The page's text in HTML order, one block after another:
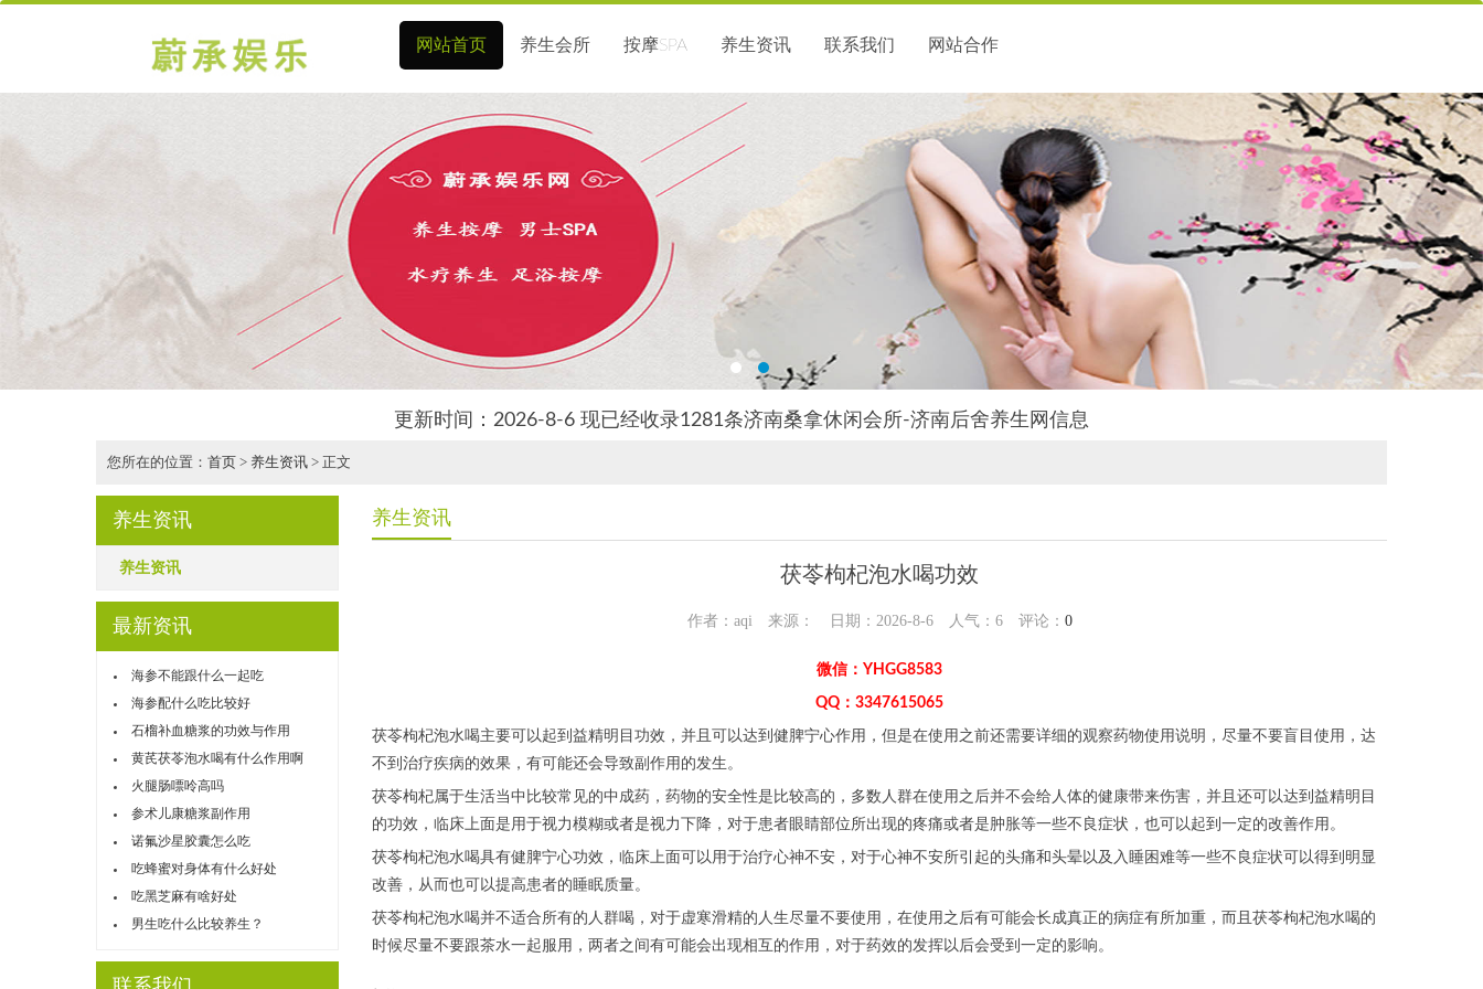
网站首页 养生会所 按摩SPA 养生资讯 联系我们 网站合作
更新时间：2026-8-6 现已经收录1281条济南桑拿休闲会所-济南后舍养生网信息
您所在的位置： 首页 > 养生资讯 > 正文
养生资讯
养生资讯
最新资讯
海参不能跟什么一起吃
海参配什么吃比较好
石榴补血糖浆的功效与作用
黄芪茯苓泡水喝有什么作用啊
火腿肠嘌呤高吗
参术儿康糖浆副作用
诺氟沙星胶囊怎么吃
吃蜂蜜对身体有什么好处
吃黑芝麻有啥好处
男生吃什么比较养生？
养生资讯
茯苓枸杞泡水喝功效
作者：aqi 来源： 日期：2026-8-6 人气： 6评论： 0
微信：YHGG8583
QQ：3347615065
茯苓枸杞泡水喝主要可以起到益精明目功效，并且可以达到健脾宁心作用，但是在使用之前还需要详细的观察药物使用说明，尽量不要盲目使用，达
不到治疗疾病的效果，有可能还会导致副作用的发生。
茯苓枸杞属于生活当中比较常见的中成药，药物的安全性是比较高的，多数人群在使用之后并不会给人体的健康带来伤害，并且还可以达到益精明目
的功效，临床上面是用于视力模糊或者是视力下降，对于患者眼睛部位所出现的疼痛或者是肿胀等一些不良症状，也可以起到一定的改善作用。
茯苓枸杞泡水喝具有健脾宁心功效，临床上面可以用于治疗心神不安，对于心神不安所引起的头痛和头晕以及入睡困难等一些不良症状可以得到明显
改善，从而也可以提高患者的睡眠质量。
茯苓枸杞泡水喝并不适合所有的人群喝，对于虚寒滑精的人生尽量不要使用，在使用之后有可能会长成真正的病症有所加重，而且茯苓枸杞泡水喝的
时候尽量不要跟茶水一起服用，两者之间有可能会出现相互的作用，对于药效的发挥以后会受到一定的影响。